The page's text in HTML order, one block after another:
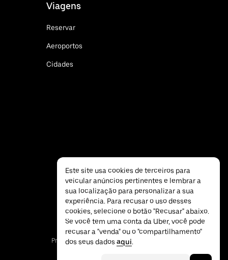
Viagens
Reservar
Aeroportos
Cidades
Privacidade Acessibilidade
Este site usa cookies de terceiros para
veicular anúncios pertinentes e lembrar a
sua localização para personalizar a sua
experiência. Para recusar o uso desses
cookies, selecione o botão "Recusar" abaixo.
Se você tem uma conta da Uber, você pode
recusar a "venda" ou o "compartilhamento"
dos seus dados aqui.